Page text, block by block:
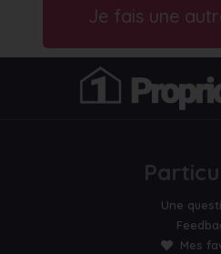
Je fais une
Une
Mes